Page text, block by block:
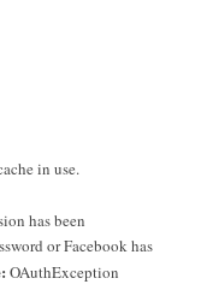
in use.
has been
or Facebook has
OAuthException